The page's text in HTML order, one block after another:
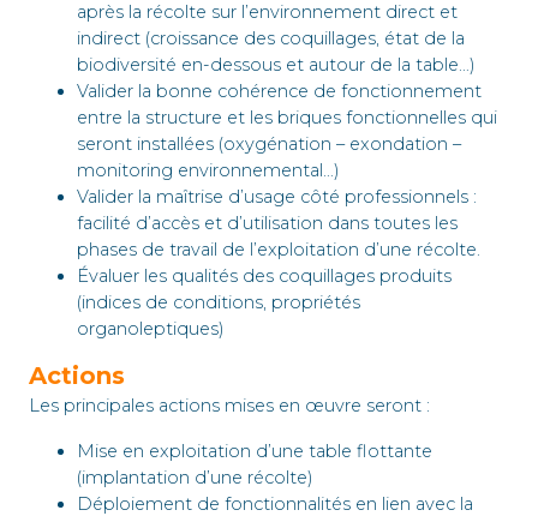
après la récolte sur l’environnement direct et
indirect (croissance des coquillages, état de la
biodiversité en-dessous et autour de la table…)
Valider la bonne cohérence de fonctionnement
entre la structure et les briques fonctionnelles qui
seront installées (oxygénation – exondation –
monitoring environnemental…)
Valider la maîtrise d’usage côté professionnels :
facilité d’accès et d’utilisation dans toutes les
phases de travail de l’exploitation d’une récolte.
Évaluer les qualités des coquillages produits
(indices de conditions, propriétés
organoleptiques)
Actions
Les principales actions mises en œuvre seront :
Mise en exploitation d’une table flottante
(implantation d’une récolte)
Déploiement de fonctionnalités en lien avec la